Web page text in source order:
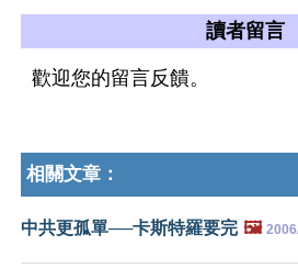
讀者留言
歡迎您的留言反饋。
相關文章：
中共更孤單──卡斯特羅要完 🖼️